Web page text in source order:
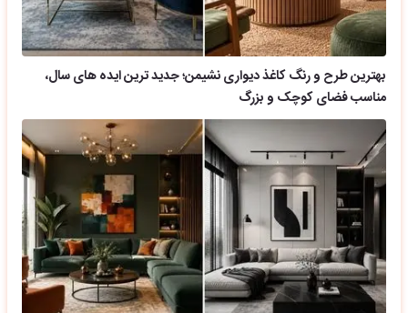
بهترین طرح و رنگ کاغذ دیواری نشیمن؛ جدید ترین ایده های سال،
مناسب فضای کوچک و بزرگ